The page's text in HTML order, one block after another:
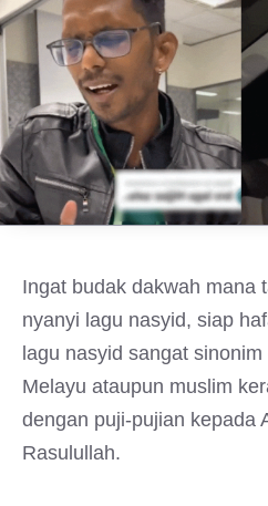
Ingat budak dakwah mana
nyanyi lagu nasyid, siap
lagu nasyid sangat
Melayu ataupun muslim
dengan puji-pujian kepada
Rasulullah.